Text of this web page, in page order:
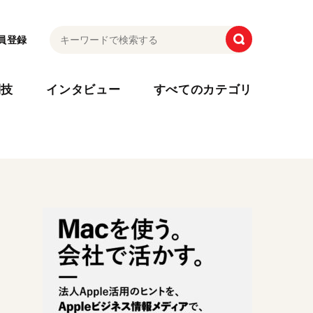
登録
インタビュー すべてのカテゴリ